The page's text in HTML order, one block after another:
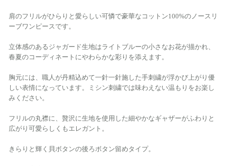
肩のフリルがひらりと愛らしい可憐で豪華なコットン100%のノースリ
ーブワンピースです。
立体感のあるジャガード生地はライトブルーの小さなお花が描かれ、
春夏のコーディネートにやわらかな彩りを添えます。
胸元には、職人が丹精込めて一針一針施した手刺繍が浮かび上がり優
しい表情になっています。ミシン刺繍では味わえない温もりをお楽し
みください。
フリルの丸襟に、贅沢に生地を使用した細やかなギャザーがふわりと
広がり可愛らしくもエレガント。
きらりと輝く貝ボタンの後ろボタン留めタイプ。